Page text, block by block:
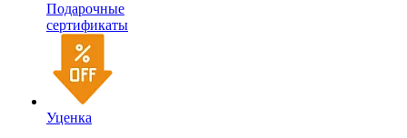
Подарочные
сертификаты
Уценка